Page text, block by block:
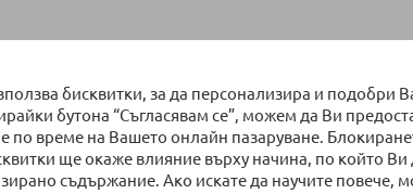
бисквитки, за да персонализира и подобри
бутона “Съгласявам се”, можем да Ви
по време на Вашето онлайн пазаруване.
ще окаже влияние върху начина, по който Ви
съдържание. Ако искате да научите повече,